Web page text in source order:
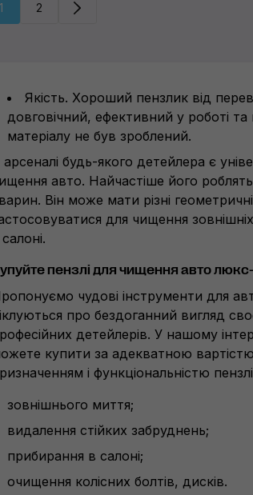
1 2
Якість. Хороший пензлик від
довговічний, ефективний у роботі та
матеріалу не був зроблений.
арсеналі будь-якого детейлера є
авто. Найчастіше його
Він може мати різні
для чищення
пензлі для чищення авто
чудові інструменти для
про бездоганний вигляд
детейлерів. У нашому
купити за адекватною вартістю
і функціональністю
зовнішнього миття;
видалення стійких забруднень;
прибирання в салоні;
очищення колісних болтів, дисків.